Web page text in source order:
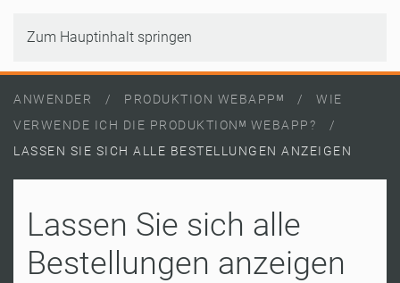
Zum Hauptinhalt springen
ANWENDER PRODUKTION WEBAPPᴹ
WIE
VERWENDE ICH DIE PRODUKTIONᴹ WEBAPP?
LASSEN SIE SICH ALLE BESTELLUNGEN ANZEIGEN
Lassen Sie sich alle
Bestellungen anzeigen